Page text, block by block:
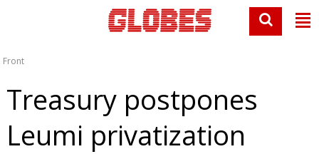
Front
Treasury postpones
Leumi privatization